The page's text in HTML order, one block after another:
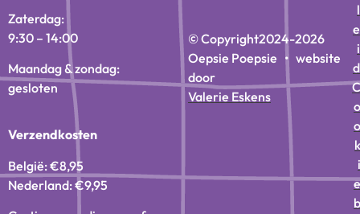
Zaterdag:
9:30 – 14:00
Maandag & zondag:
gesloten
Verzendkosten
België: €8,95
Nederland: €9,95
© Copyright2024-2026
Oepsie Poepsie • website
door
Valerie Eskens
l
e
i
d
C
o
o
k
i
e
b